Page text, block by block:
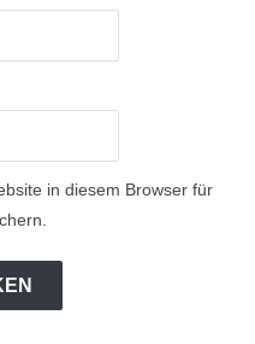
in diesem Browser für